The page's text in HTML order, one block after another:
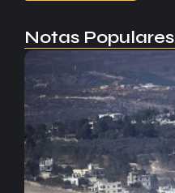
Notas Populares